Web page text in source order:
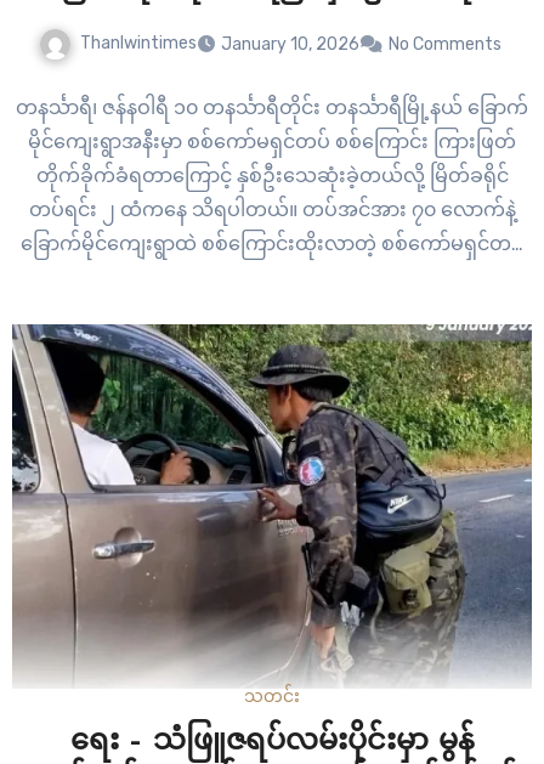
Thanlwintimes January 10, 2026 No Comments
တနင်္သာရီ၊ ဇန်နဝါရီ ၁၀ တနင်္သာရီတိုင်း တနင်္သာရီမြို့နယ် ခြောက်
မိုင်ကျေးရွာအနီးမှာ စစ်ကော်မရှင်တပ် စစ်ကြောင်း ကြားဖြတ်
တိုက်ခိုက်ခံရတာကြောင့် နှစ်ဦးသေဆုံးခဲ့တယ်လို့ မြိတ်ခရိုင်
တပ်ရင်း ၂ ထံကနေ သိရပါတယ်။ တပ်အင်အား ၇၀ လောက်နဲ့
ခြောက်မိုင်ကျေးရွာထဲ စစ်ကြောင်းထိုးလာတဲ့ စစ်ကော်မရှင်တပ်
သတင်း
ရေး – သံဖြူဇရပ်လမ်းပိုင်းမှာ မွန်